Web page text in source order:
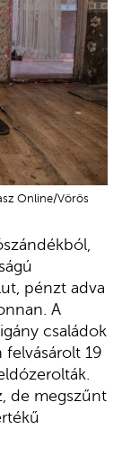
Online/Vörös
pénzt adva
A
családok
19
de megszűnt